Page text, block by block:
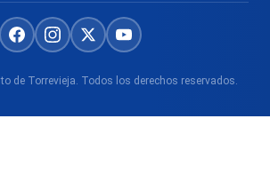
de Torrevieja. Todos los derechos reservados.